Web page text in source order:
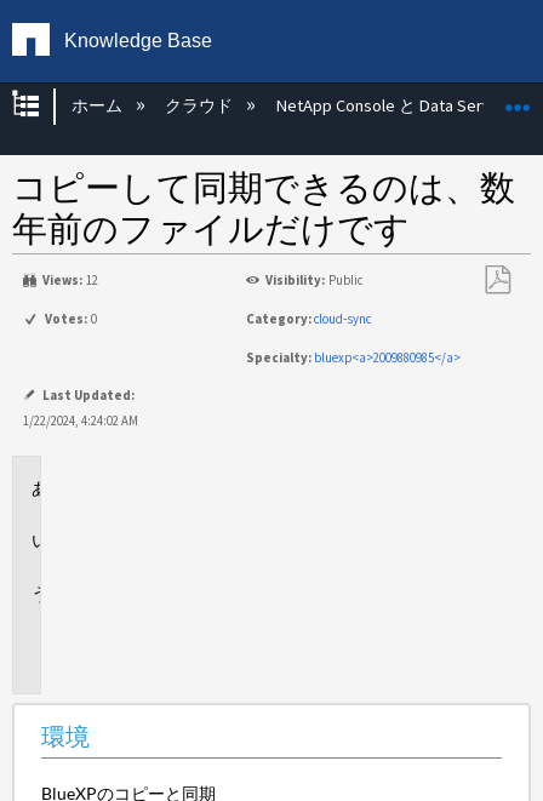
Knowledge Base
グローバル階層を展開/折りたたむ
ホーム クラウド NetApp Console と Data Services
コピーして同期できるのは、数
年前のファイルだけです
Views: 12 Visibility: Public
Votes: 0 Category:cloud-sync
Specialty: bluexp<a>2009880985</a>
Last Updated:
1/22/2024, 4:24:02 AM
環境
BlueXPのコピーと同期